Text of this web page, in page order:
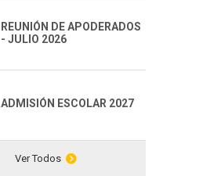
REUNIÓN DE APODERADOS
- JULIO 2026
ADMISIÓN ESCOLAR 2027
Ver Todos